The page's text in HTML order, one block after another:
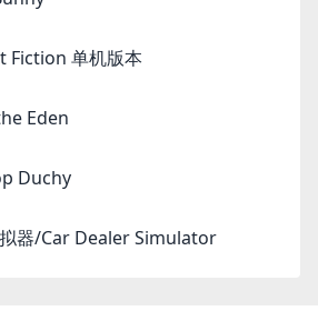
双影奇境/Split Fiction 单机版本
Eden
Duchy
器/Car Dealer Simulator